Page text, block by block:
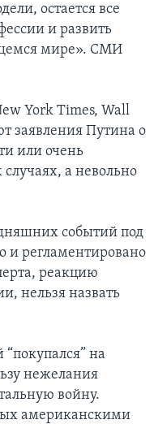
остается все
и развить
мире». СМИ
York Times, Wall
заявления Путина о
или очень
а невольно
событий под
и регламентировано
реакцию
нельзя назвать
на
нежелания
войну.
американскими